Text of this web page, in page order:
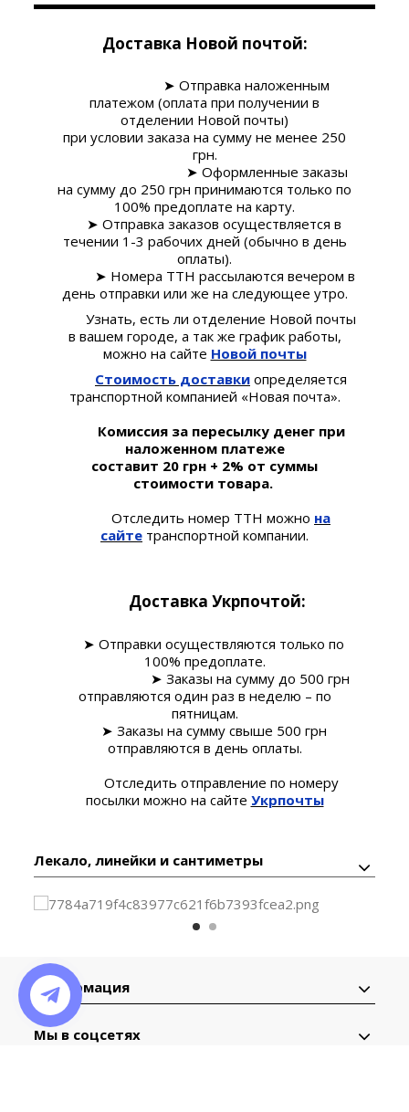
Доставка Новой почтой:
➤ Отправка наложенным
платежом (оплата при получении в
отделении Новой почты)
при условии заказа на сумму не менее 250
грн.
➤ Оформленные заказы
на сумму до 250 грн принимаются только по
100% предоплате на карту.
➤ Отправка заказов осуществляется в
течении 1-3 рабочих дней (обычно в день
оплаты).
➤ Номера ТТН рассылаются вечером в
день отправки или же на следующее утро.
Узнать, есть ли отделение Новой почты
в вашем городе, а так же график работы,
можно на сайте Новой почты
Стоимость доставки определяется
транспортной компанией «Новая почта».
Комиссия за пересылку денег при
наложенном платеже
составит 20 грн + 2% от суммы
стоимости товара.
Отследить номер ТТН можно на
сайте транспортной компании.
Доставка Укрпочтой:
➤ Отправки осуществляются только по
100% предоплате.
➤ Заказы на сумму до 500 грн
отправляются один раз в неделю – по
пятницам.
➤ Заказы на сумму свыше 500 грн
отправляются в день оплаты.
Отследить отправление по номеру
посылки можно на сайте Укрпочты
Лекало, линейки и сантиметры
Информация
Мы в соцсетях